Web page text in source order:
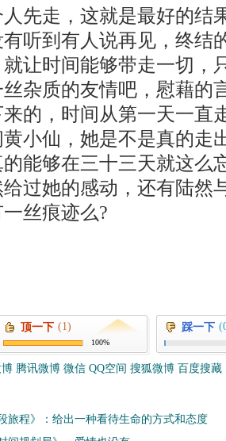
走，这就是最好的结
听到有人说再见，终结
就让时间能够带走一切，
杂质的友情吧，慰藉的
的，时间从第一天一直
小仙，她是不是真的走
能够在三十三天就这么
过她的感动，还有陆然
丝痕迹么?
顶一下 (1)
100%
踩一下
腾讯微博 微信 QQ空间 搜狐微博 百度搜藏
旅程》：给出一种看待生命的方式和态度